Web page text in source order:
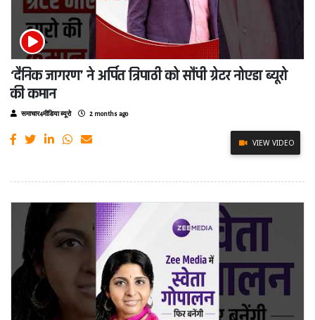
‘दैनिक जागरण’ ने अर्पित त्रिपाठी को सौंपी ग्रेटर नोएडा ब्यूरो
की कमान
समाचार4मीडिया ब्यूरो 2 months ago
VIEW VIDEO